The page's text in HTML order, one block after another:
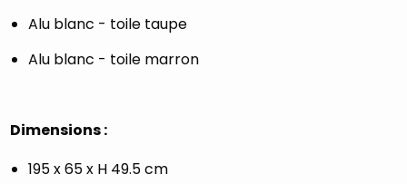
Alu blanc - toile taupe
Alu blanc - toile marron
Dimensions :
195 x 65 x H 49.5 cm